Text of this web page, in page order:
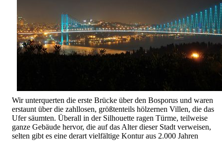
Wir unterquerten die erste Brücke über den Bosporus und waren
erstaunt über die zahllosen, größtenteils hölzernen Villen, die das
Ufer säumten. Überall in der Silhouette ragen Türme, teilweise
ganze Gebäude hervor, die auf das Alter dieser Stadt verweisen,
selten gibt es eine derart vielfältige Kontur aus 2.000 Jahren